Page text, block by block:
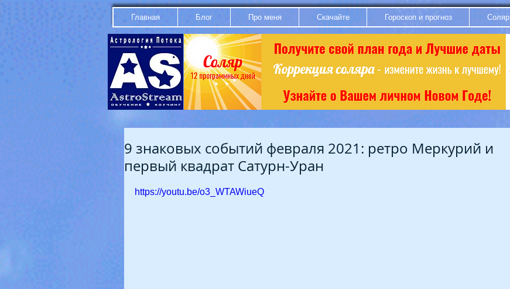
Главная Блог Про меня Скачайте Гороскоп и прогноз Соляр
9 знаковых событий февраля 2021: ретро Меркурий и
первый квадрат Сатурн-Уран
https://youtu.be/o3_WTAWiueQ